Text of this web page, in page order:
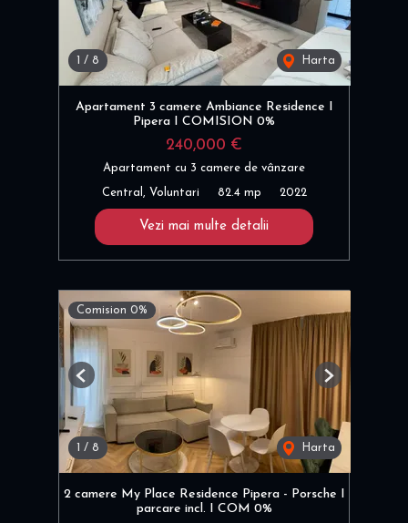
/ 8 Harta
Apartament 3 camere Ambiance Residence I
Pipera I COMISION 0%
240,000 €
Apartament cu 3 camere de vânzare
Central, Voluntari 82.4 mp 2022
Vezi mai multe detalii
Comision 0%
1 / 8 Harta
Previous Next
2 camere My Place Residence Pipera - Porsche I
parcare incl. I COM 0%